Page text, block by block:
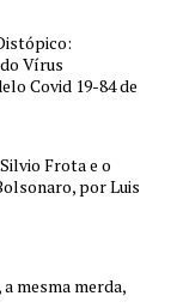
Vírus
Covid 19-84 de
Frota e o
por Luis
mesma merda,